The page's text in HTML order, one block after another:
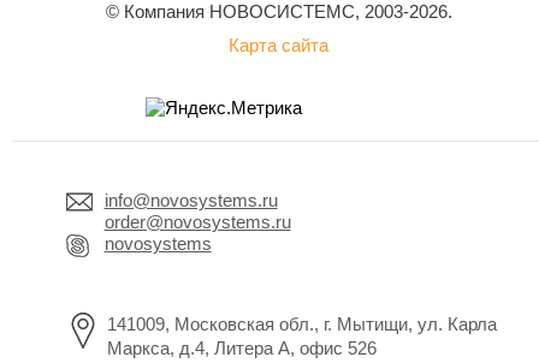
© Компания НОВОСИСТЕМС, 2003-2026.
Карта сайта
info@novosystems.ru
order@novosystems.ru
novosystems
141009, Московская обл., г. Мытищи, ул. Карла
Маркса, д.4, Литера А, офис 526